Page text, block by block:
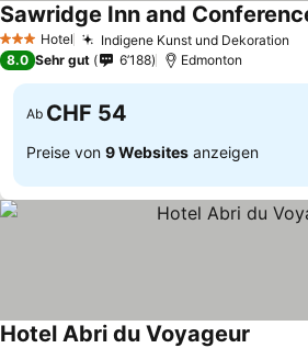
3 SterneHotel Indigene Kunst und Dekoration
8.0 Sehr gut 6’188 Edmonton
Ab CHF 54
Preise von 9 Websites anzeigen
Hotel Abri du Voyageur